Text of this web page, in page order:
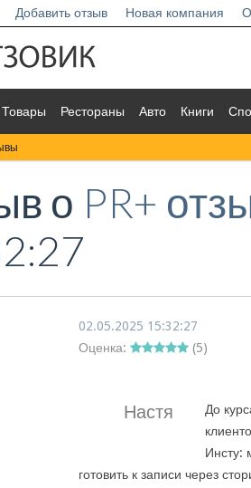
Добавить отзыв Новая компания
Товары Рестораны Авто Книги
о PR+
02.05.2025 15:32:27
Оценка:
(5)
Настя
До
Инсту:
готовить к записи через